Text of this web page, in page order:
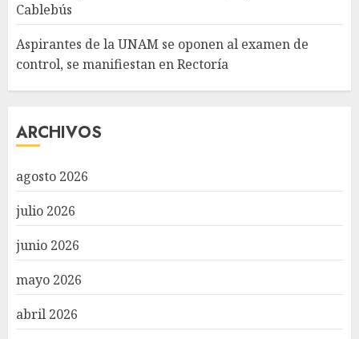
Cablebús
Aspirantes de la UNAM se oponen al examen de
control, se manifiestan en Rectoría
ARCHIVOS
agosto 2026
julio 2026
junio 2026
mayo 2026
abril 2026